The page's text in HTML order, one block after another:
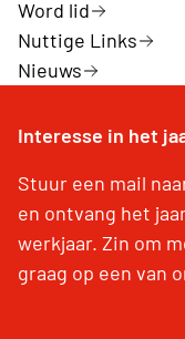
Word lid
Nuttige Links
Nieuws
Interesse in het
Stuur een mail
en ontvang het
werkjaar. Zin om
graag op een van